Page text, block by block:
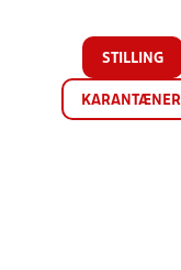
STILLING
KARANTÆNER